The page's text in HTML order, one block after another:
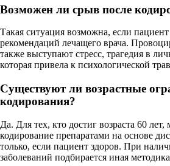
Возможен ли срыв после
Такая ситуация возможна, если
рекомендаций лечащего врача.
также выступают стресс, трагедия в
которая привела к психологической
Существуют ли возрастные
кодирования?
Да. Для тех, кто достиг возраста 60 лет,
кодирование препаратами на основе
только, если пациент здоров. При
заболеваний подбирается иная